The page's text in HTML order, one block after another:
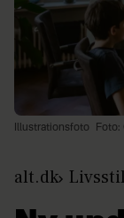
Illustrationsfoto Foto:
alt.dk Livsstil